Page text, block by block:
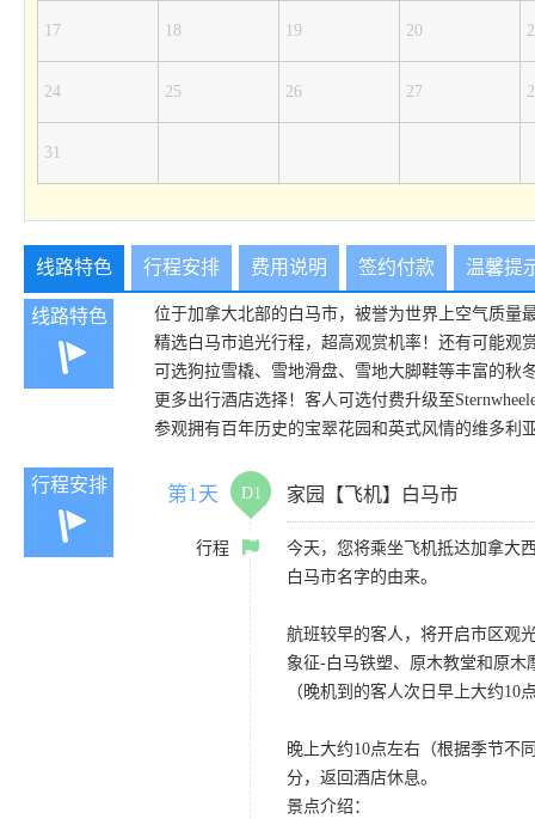
17 18 19 20
24 25 26 27
31
线路特色 行程安排 费用说明 签约付款 温馨提
线路特色
位于加拿大北部的白马市，被誉为世界上空气质量
精选白马市追光行程，超高观赏机率！还有可能观
可选狗拉雪橇、雪地滑盘、雪地大脚鞋等丰富的秋
更多出行酒店选择！客人可选付费升级至
参观拥有百年历史的宝翠花园和英式风情的维多利
行程安排 第1天 D1 家园【飞机】白马市
行程
今天，您将乘坐飞机抵达加拿大
白马市名字的由来。
航班较早的客人，将开启市区观
象征-白马铁塑、原木教堂和原
（晚机到的客人次日早上大约
晚上大约10点左右（根据季节不
分，返回酒店休息。
景点介绍：